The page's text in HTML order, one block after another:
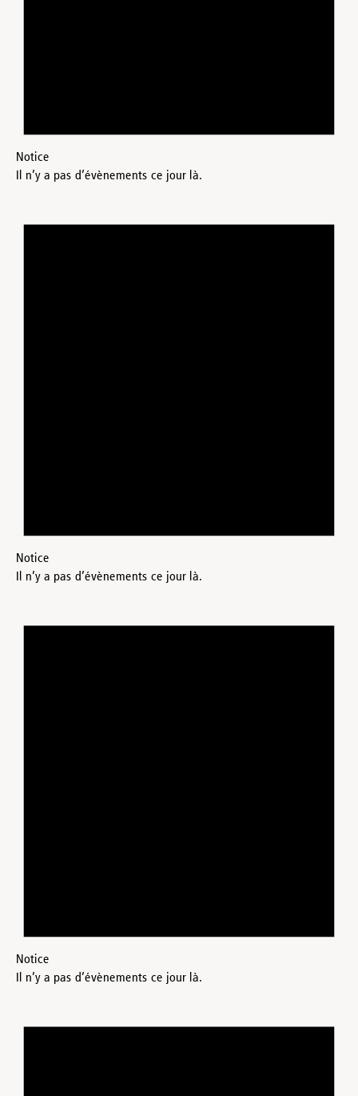
Notice
Il n’y a pas d’évènements ce jour là.
Notice
Il n’y a pas d’évènements ce jour là.
Notice
Il n’y a pas d’évènements ce jour là.